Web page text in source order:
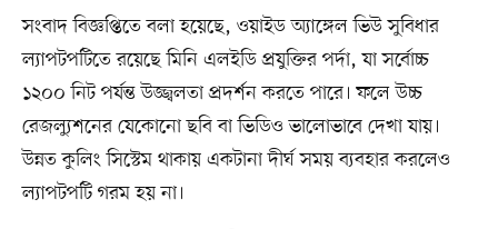
সংবাদ বিজ্ঞপ্তিতে বলা হয়েছে, ওয়াইড অ্যাঙ্গেল ভিউ সুবিধার
ল্যাপটপটিতে রয়েছে মিনি এলইডি প্রযুক্তির পর্দা, যা সর্বোচ্চ
১২০০ নিট পর্যন্ত উজ্জ্বলতা প্রদর্শন করতে পারে। ফলে উচ্চ
রেজল্যুশনের যেকোনো ছবি বা ভিডিও ভালোভাবে দেখা যায়।
উন্নত কুলিং সিস্টেম থাকায় একটানা দীর্ঘ সময় ব্যবহার করলেও
ল্যাপটপটি গরম হয় না।